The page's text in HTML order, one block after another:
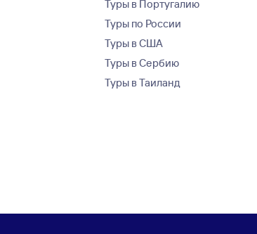
Туры в Португалию
Туры по России
Туры в США
Туры в Сербию
Туры в Таиланд